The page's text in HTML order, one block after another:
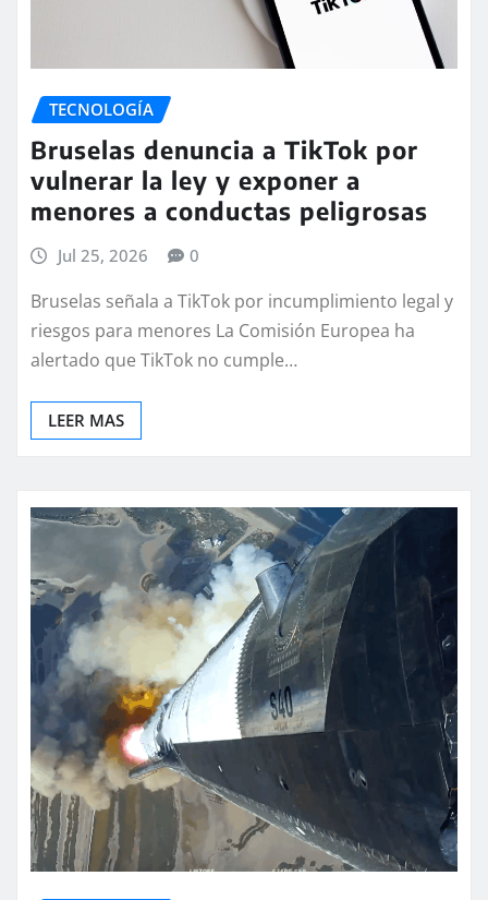
TECNOLOGÍA
Bruselas denuncia a TikTok por
vulnerar la ley y exponer a
menores a conductas peligrosas
Jul 25, 2026 0
Bruselas señala a TikTok por incumplimiento legal y
riesgos para menores La Comisión Europea ha
alertado que TikTok no cumple…
LEER MAS